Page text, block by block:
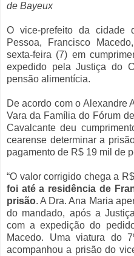
de Bayeux
O vice-prefeito da cidade
Pessoa, Francisco
sexta-feira (7) em
expedido pela Justiça do
pensão alimentícia.
De acordo com o Alexandre
Vara da Família do Fórum
Cavalcante deu
cearense determinar a
pagamento de R$ 19 mil de
“O valor corrigido chega a
foi até a residência de
prisão. A Dra. Ana Maria
do mandado, após a
com a expedição do
Macedo. Uma viatura do
acompanhou a prisão do